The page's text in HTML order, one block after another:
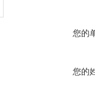
您的
您的